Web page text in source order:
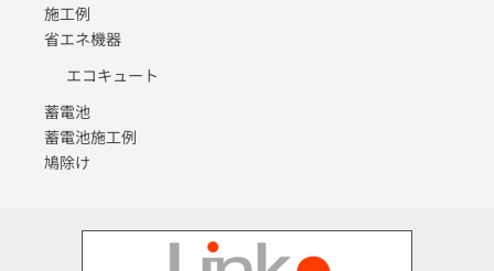
施工例
省エネ機器
エコキュート
蓄電池
蓄電池施工例
鳩除け